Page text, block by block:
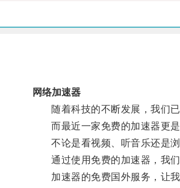
网络加速器
随着科技的不断发展，我们已
而最近一家免费的加速器更是
不论是看视频、听音乐还是浏
通过使用免费的加速器，我们
加速器的免费国外服务，让我